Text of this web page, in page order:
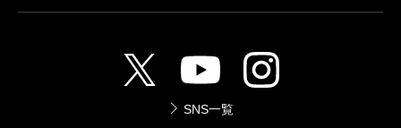
SNS一覧